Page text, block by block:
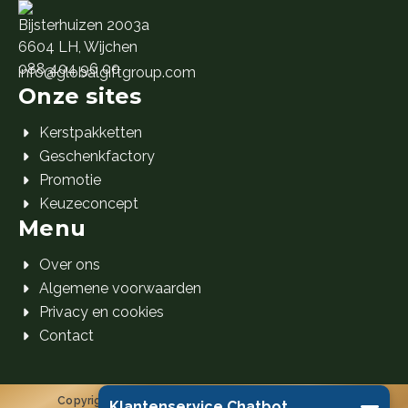
Bijsterhuizen 2003a
6604 LH, Wijchen
088 404 96 00
info@globalgiftgroup.com
Onze sites
Kerstpakketten
Geschenkfactory
Promotie
Keuzeconcept
Menu
Over ons
Algemene voorwaarden
Privacy en cookies
Contact
Copyright 2026 Global Gift Group B.V. © Alle rechten